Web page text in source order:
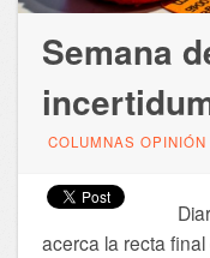
Semana
COLUMNAS OPINIÓN
acerca la recta